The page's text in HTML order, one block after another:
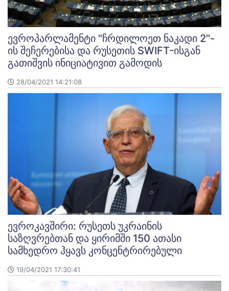
ევროპარლამენტი "ჩრდილოეთ ნაკადი 2"-
ის შეჩერებისა და რუსეთის SWIFT-ისგან
გათიშვის ინიციატივით გამოდის
28/04/2021 14:21:08
ევროკავშირი: რუსეთს უკრაინის
საზღვრებთან და ყირიმში 150 ათასი
სამხედრო ჰყავს კონცენტრირებული
19/04/2021 17:30:41